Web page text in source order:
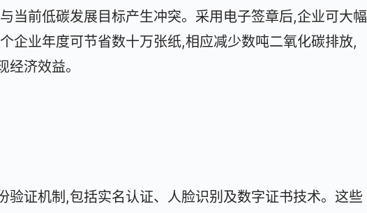
当前低碳发展目标产生冲突。采用电子签章后,企业可大幅
企业年度可节省数十万张纸,相应减少数吨二氧化碳排放,
济效益。
验证机制,包括实名认证、人脸识别及数字证书技术。这些